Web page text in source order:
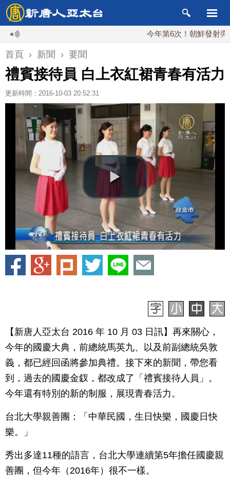
今年第6次！朝鮮發射彈道導
首頁 › 新聞 › 要聞
禮賓接待員 白上衣紅裙青春有活力
更新時間：2016-10-03 20:52:31
【新唐人亞太台 2016 年 10 月 03 日訊】再來關心，
今年的國慶大典，前總統馬英九、以及前副總統吳敦
義，都已經回函將參加典禮。接下來的新聞，帶您看
到，過去的國慶金釵，都改成了「禮賓接待人員」。
今年還有特別的新的制服，展現青春活力。
台北大學親善團：「中華民國，生日快樂，國慶日快
樂。」
秀出多達11種的語言，台北大學連續第5年擔任國慶親
善團，但今年（2016年）很不一樣。